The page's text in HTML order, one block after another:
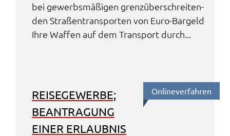
bei gewerbs­mä­ßi­gen grenz­über­schrei­ten­
den Stra­ßen­trans­por­ten von Euro-Bargeld
Ihre Waffen auf dem Trans­port durch...
REISE­GE­WER­BE;
BEAN­TRA­GUNG
EINER ERLAUB­NIS
Online­ver­fah­ren